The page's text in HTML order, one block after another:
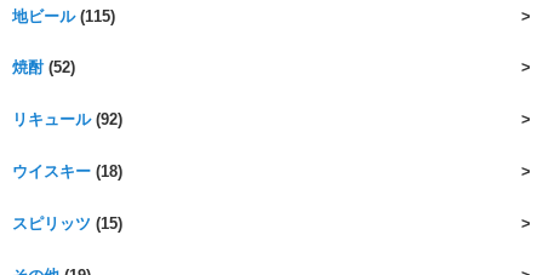
地ビール(115)
焼酎(52)
リキュール(92)
ウイスキー (18)
スピリッツ (15)